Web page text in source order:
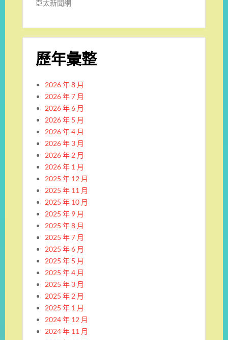
亞太新聞網
歷年彙整
2026 年 8 月
2026 年 7 月
2026 年 6 月
2026 年 5 月
2026 年 4 月
2026 年 3 月
2026 年 2 月
2026 年 1 月
2025 年 12 月
2025 年 11 月
2025 年 10 月
2025 年 9 月
2025 年 8 月
2025 年 7 月
2025 年 6 月
2025 年 5 月
2025 年 4 月
2025 年 3 月
2025 年 2 月
2025 年 1 月
2024 年 12 月
2024 年 11 月